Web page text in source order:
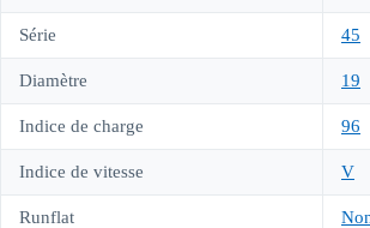
Série 45
Diamètre 19
Indice de charge 96
Indice de vitesse V
Runflat